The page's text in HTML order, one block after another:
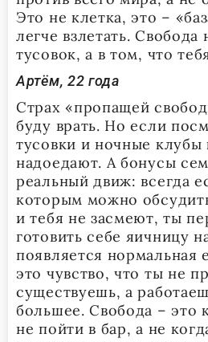
Это не клетка, это –
легче взлетать. Свобода
тусовок, а в том, что
Артём, 22 года
Страх «пропащей
буду врать. Но если
тусовки и ночные клубы
надоедают. А бонусы
реальный движ: всегда
которым можно
и тебя не засмеют, ты
готовить себе яичницу
появляется нормальная
это чувство, что ты не
существуешь, а
большее. Свобода – это
не пойти в бар, а не